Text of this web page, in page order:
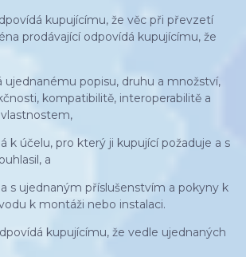
kupujícímu, že věc při převzetí
prodávající odpovídá kupujícímu, že
popisu, druhu a množství,
kompatibilitě, interoperabilitě a
účelu, pro který ji kupující požaduje a s
a
s ujednaným příslušenstvím a pokyny k
k montáži nebo instalaci.
kupujícímu, že vedle ujednaných